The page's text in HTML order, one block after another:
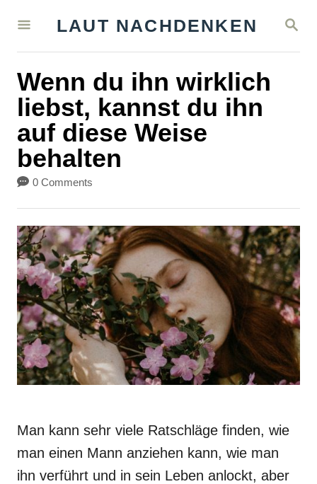
S
A
LAUT NACHDENKEN
Wenn du ihn wirklich
liebst, kannst du ihn
auf diese Weise
behalten
0 Comments
Man kann sehr viele Ratschläge finden, wie
man einen Mann anziehen kann, wie man
ihn verführt und in sein Leben anlockt, aber